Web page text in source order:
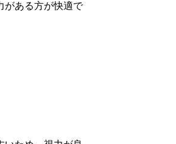
がある方が快適で